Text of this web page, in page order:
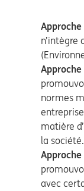
n’intègre
Approche
normes
matière
la société.
Approche
avec